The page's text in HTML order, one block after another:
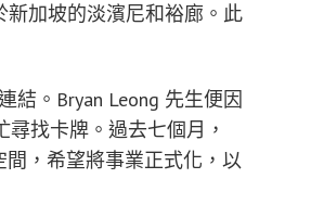
新加坡的淡濱尼和裕廊。此
結。Bryan Leong 先生便因
找卡牌。過去七個月，
間，希望將事業正式化，以